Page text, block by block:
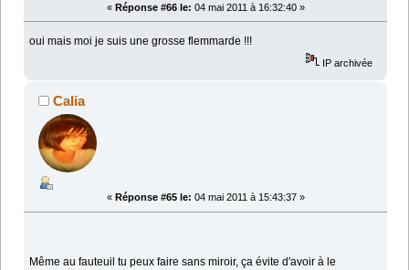
« Réponse #66 le: 04 mai 2011 à 16:32:40 »
oui mais moi je suis une grosse flemmarde !!!
IP archivée
Calia
« Réponse #65 le: 04 mai 2011 à 15:43:37 »
Même au fauteuil tu peux faire sans miroir, ça évite d'avoir à le